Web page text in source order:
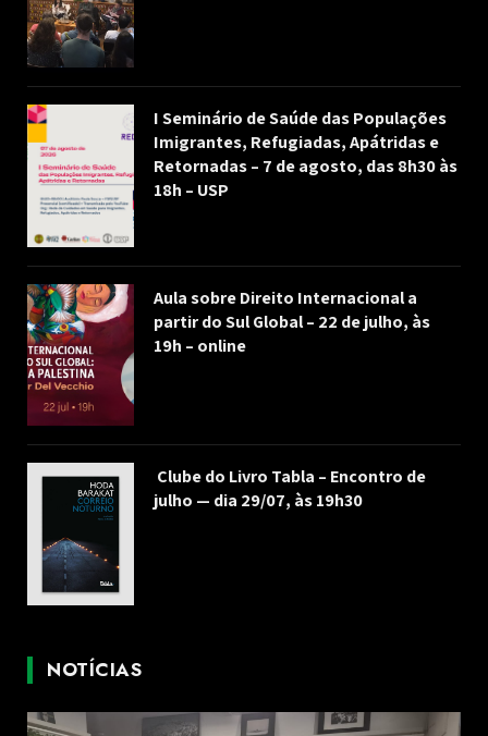
I Seminário de Saúde das Populações
Imigrantes, Refugiadas, Apátridas e
Retornadas – 7 de agosto, das 8h30 às
18h – USP
Aula sobre Direito Internacional a
partir do Sul Global – 22 de julho, às
19h – online
Clube do Livro Tabla – Encontro de
julho — dia 29/07, às 19h30
NOTÍCIAS